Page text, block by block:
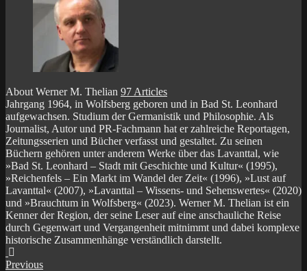
About Werner M. Thelian 97 Articles
Jahrgang 1964, in Wolfsberg geboren und in Bad St. Leonhard
aufgewachsen. Studium der Germanistik und Philosophie. Als
Journalist, Autor und PR-Fachmann hat er zahlreiche Reportagen,
Zeitungsserien und Bücher verfasst und gestaltet. Zu seinen
Büchern gehören unter anderem Werke über das Lavanttal, wie
»Bad St. Leonhard – Stadt mit Geschichte und Kultur« (1995),
»Reichenfels – Ein Markt im Wandel der Zeit« (1996), »Lust auf
Lavanttal« (2007), »Lavanttal – Wissens- und Sehenswertes« (2020)
und »Brauchtum in Wolfsberg« (2023). Werner M. Thelian ist ein
Kenner der Region, der seine Leser auf eine anschauliche Reise
durch Gegenwart und Vergangenheit mitnimmt und dabei komplexe
historische Zusammenhänge verständlich darstellt.
Website
Previous